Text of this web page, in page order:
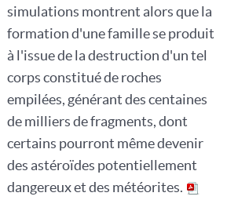
simulations montrent alors que la
formation d'une famille se produit
à l'issue de la destruction d'un tel
corps constitué de roches
empilées, générant des centaines
de milliers de fragments, dont
certains pourront même devenir
des astéroïdes potentiellement
dangereux et des météorites.